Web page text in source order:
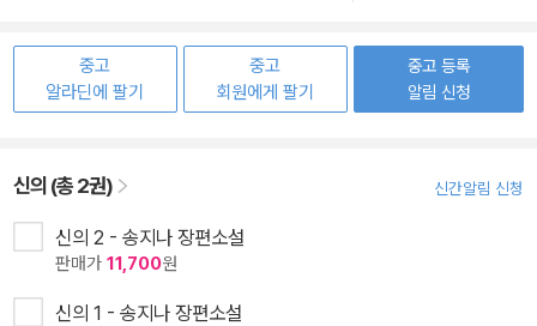
중고
알라딘에 팔기
중고
회원에게 팔기
중고 등록
알림 신청
신의 (총 2권) 신간알림 신청
신의 2 - 송지나 장편소설
판매가 11,700원
신의 1 - 송지나 장편소설